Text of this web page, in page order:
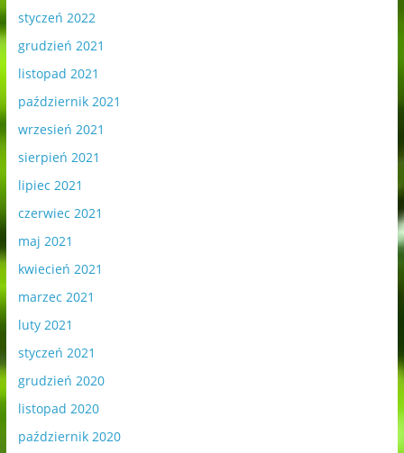
styczeń 2022
grudzień 2021
listopad 2021
październik 2021
wrzesień 2021
sierpień 2021
lipiec 2021
czerwiec 2021
maj 2021
kwiecień 2021
marzec 2021
luty 2021
styczeń 2021
grudzień 2020
listopad 2020
październik 2020